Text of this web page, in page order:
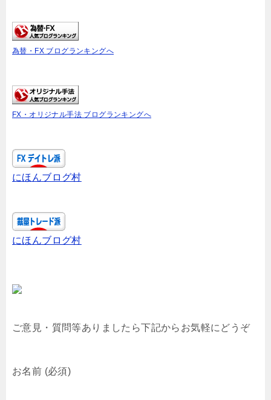
為替・FX ブログランキングへ
FX・オリジナル手法 ブログランキングへ
にほんブログ村
にほんブログ村
ご意見・質問等ありましたら下記からお気軽にどうぞ
お名前 (必須)